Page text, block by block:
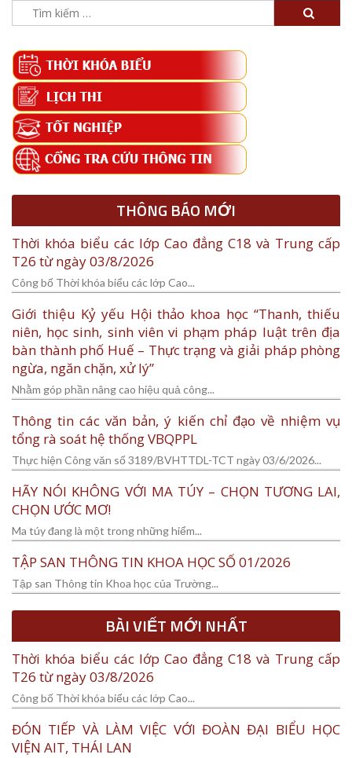
kiếm
THÔNG BÁO MỚI
Thời khóa biểu các lớp Cao đẳng C18 và Trung cấp
T26 từ ngày 03/8/2026
Công bố Thời khóa biểu các lớp Cao...
Giới thiệu Kỷ yếu Hội thảo khoa học “Thanh, thiếu
niên, học sinh, sinh viên vi phạm pháp luật trên địa
bàn thành phố Huế – Thực trạng và giải pháp phòng
ngừa, ngăn chặn, xử lý”
Nhằm góp phần nâng cao hiệu quả công...
Thông tin các văn bản, ý kiến chỉ đạo về nhiệm vụ
tổng rà soát hệ thống VBQPPL
Thực hiện Công văn số 3189/BVHTTDL-TCT ngày 03/6/2026...
HÃY NÓI KHÔNG VỚI MA TÚY – CHỌN TƯƠNG LAI,
CHỌN ƯỚC MƠ!
Ma túy đang là một trong những hiểm...
TẬP SAN THÔNG TIN KHOA HỌC SỐ 01/2026
Tập san Thông tin Khoa học của Trường...
BÀI VIẾT MỚI NHẤT
Thời khóa biểu các lớp Cao đẳng C18 và Trung cấp
T26 từ ngày 03/8/2026
Công bố Thời khóa biểu các lớp Cao...
ĐÓN TIẾP VÀ LÀM VIỆC VỚI ĐOÀN ĐẠI BIỂU HỌC
VIỆN AIT, THÁI LAN